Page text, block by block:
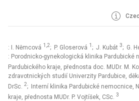
: I. Němcová 1,2; P. Gloserová 1 ; J. Kubát 3; G.
: Porodnicko-gynekologická klinika Pardubické
Pardubického kraje, přednosta doc. MUDr. M.
zdravotnických studií Univerzity Pardubice,
DrSc. 2; Interní klinika Pardubické nemocnice,
kraje, přednosta MUDr. P. Vojtíšek, CSc. 3